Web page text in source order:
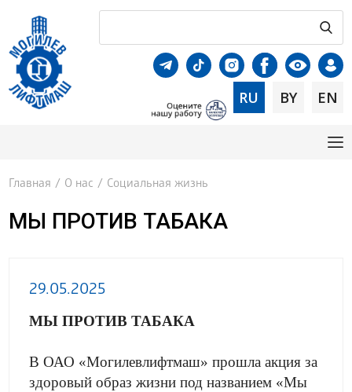
RU BY EN
Главная / О нас / Социальная жизнь
МЫ ПРОТИВ ТАБАКА
29.05.2025
МЫ ПРОТИВ ТАБАКА
В ОАО «Могилевлифтмаш» прошла акция за
здоровый образ жизни под названием «Мы